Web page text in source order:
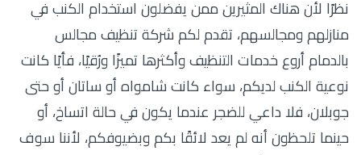
نظرًا لأن هناك المثيرين ممن يفضلون استخدام الكنب في
منازلهم ومجالسهم، تقدم لكم شركة تنظيف مجالس
بالدمام أروع خدمات التنظيف وأكثرها تميزًا ورُقيًا، فأيًا كانت
نوعية الكنب لديكم، سواء كانت شامواه أو ساتان أو حتى
جوبلان، فلا داعي للضجر عندما يكون في حالة اتساخ، أو
حينما تلحظون أنه لم يعد لائقًا بكم وبضيوفكم، لأننا سوف